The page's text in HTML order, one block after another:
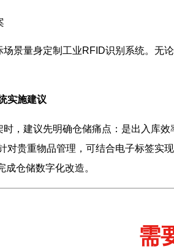
量身定制工业RFID识别系统。无论
实施建议
建议先明确仓储痛点：是出入库效
对贵重物品管理，可结合电子标签实
成仓储数字化改造。
需